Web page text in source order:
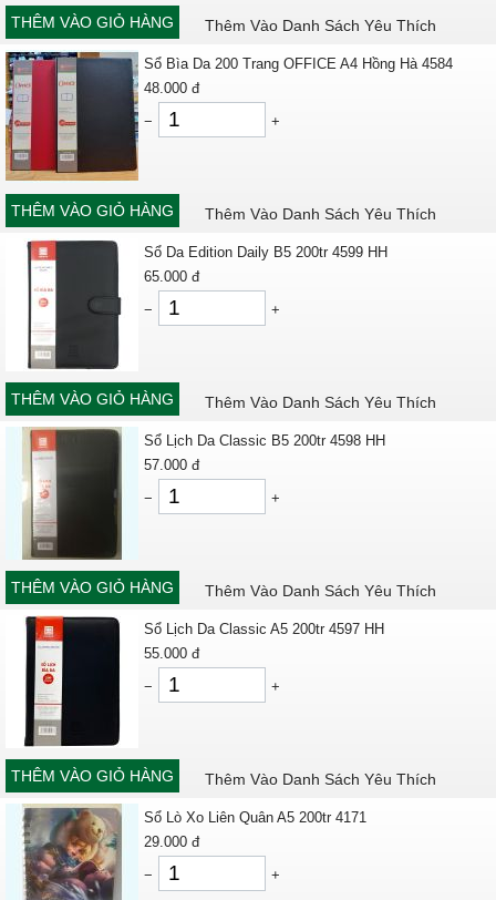
THÊM VÀO GIỎ HÀNG Thêm Vào Danh Sách Yêu Thích
Sổ Bìa Da 200 Trang OFFICE A4 Hồng Hà 4584
48.000 đ
−
+
THÊM VÀO GIỎ HÀNG Thêm Vào Danh Sách Yêu Thích
Sổ Da Edition Daily B5 200tr 4599 HH
65.000 đ
−
+
THÊM VÀO GIỎ HÀNG Thêm Vào Danh Sách Yêu Thích
Sổ Lịch Da Classic B5 200tr 4598 HH
57.000 đ
−
+
THÊM VÀO GIỎ HÀNG Thêm Vào Danh Sách Yêu Thích
Sổ Lịch Da Classic A5 200tr 4597 HH
55.000 đ
−
+
THÊM VÀO GIỎ HÀNG Thêm Vào Danh Sách Yêu Thích
Sổ Lò Xo Liên Quân A5 200tr 4171
29.000 đ
−
+